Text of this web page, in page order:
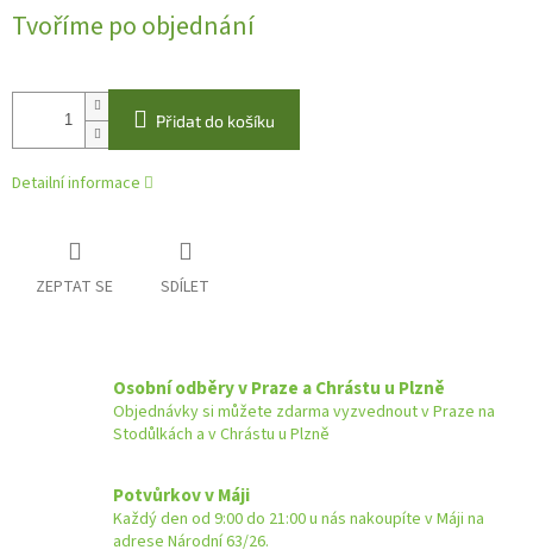
cena:
Tvoříme po objednání
Přidat do košíku
Detailní informace
ZEPTAT SE SDÍLET
Osobní odběry v Praze a Chrástu u Plzně
Objednávky si můžete zdarma vyzvednout v Praze na
Stodůlkách a v Chrástu u Plzně
Potvůrkov v Máji
Každý den od 9:00 do 21:00 u nás nakoupíte v Máji na
adrese Národní 63/26.